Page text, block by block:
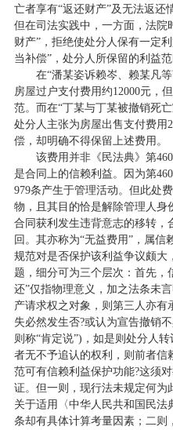
亡者享有“返还财产”及无法返还
但在司法实践中，一方面，法院
财产”，拒绝使处分人保有一定
当补偿”，处分人所保留的利益范
在“潘某姿诉赖岑、赖某凡
房屋过户支付费用约12000元，
范。而在“丁某与丁某被撤销死
处分人主张为房屋出售支付费用
偿，却明确不得保留上述费用。
该费用并非《民法典》第
是合同上的信赖利益。因为第
979条产生于管理活动。但此处
物，且其目的恰是解除管理人身
合同获利发生违背意志的移转，
回。其亦称为“无益费用”，属信
规范对是否保护该利益争议颇大
题，细分可为三个层次：首先，
还”仅指物理意义，加之法条未
产请求权之对象，则第三人亦有
失必然发生否?或认为宣告撤销
则称“肯定说”)，如是则处分人
者无不予追认的权利，则前者信
范可有信赖利益保护功能?这须
证。但一则，现行法未规定何为
关于适用〈中华人民共和国民法
条却有具体计算考量因素；二则